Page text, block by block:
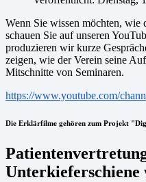
Wenn Sie wissen möchten,
schauen Sie auf unseren
produzieren wir kurze
zeigen, wie der Verein seine
Mitschnitte von Seminaren.
https://www.youtube.com/
Die Erklärfilme gehören zum Projekt
Unterkieferschiene